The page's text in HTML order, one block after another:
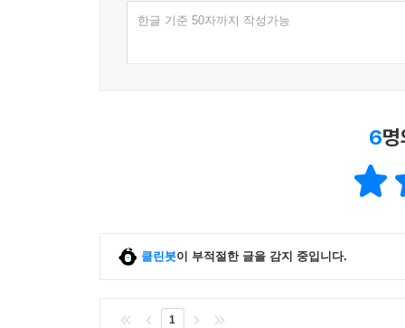
한글 기준 50자까지 작성가능
6
클린봇이 부적절한 글을 감지 중입니다.
1